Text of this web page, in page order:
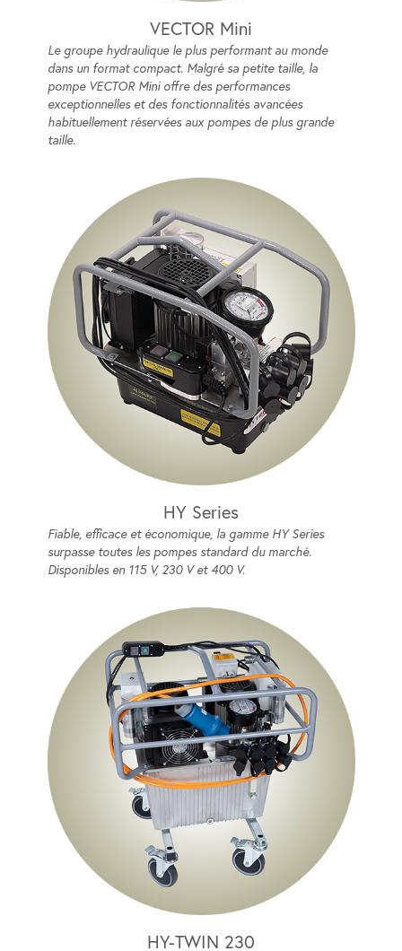
VECTOR Mini
Le groupe hydraulique le plus performant au monde
dans un format compact. Malgré sa petite taille, la
pompe VECTOR Mini offre des performances
exceptionnelles et des fonctionnalités avancées
habituellement réservées aux pompes de plus grande
taille.
HY Series
Fiable, efficace et économique, la gamme HY Series
surpasse toutes les pompes standard du marché.
Disponibles en 115 V, 230 V et 400 V.
HY-TWIN 230